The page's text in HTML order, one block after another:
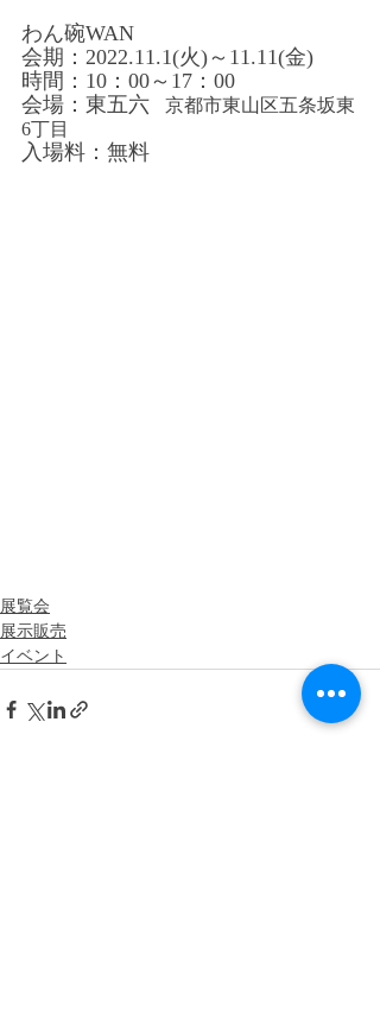
わん碗WAN
会期：2022.11.1(火)～11.11(金)
時間：10：00～17：00
会場：東五六
京都市東山区五条坂東
6丁目
入場料：無料
展覧会
展示販売
イベント